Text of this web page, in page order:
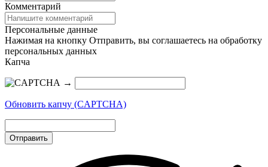
Комментарий
Персональные данные
Нажимая на кнопку Отправить, вы соглашаетесь на обработку
персональных данных
Капча
→
Обновить капчу (CAPTCHA)
Отправить